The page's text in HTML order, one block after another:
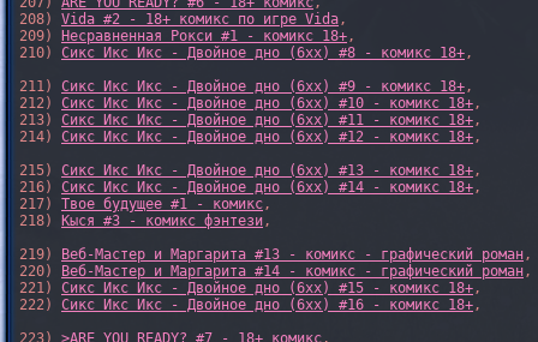
208) Vida #2 - 18+ комикс по игре Vida,
209)
Несравненная Рокси #1 - комикс 18+,
210) Сикс Икс Икс - Двойное дно (6xx) #8 - комикс 18+,
211) Сикс Икс Икс - Двойное дно (6xx) #9 - комикс 18+,
212) Сикс Икс Икс - Двойное дно (6xx) #10 - комикс 18+,
213) Сикс Икс Икс - Двойное дно (6xx) #11 - комикс 18+,
214) Сикс Икс Икс - Двойное дно (6xx) #12 - комикс 18+,
215) Сикс Икс Икс - Двойное дно (6xx) #13 - комикс 18+,
216) Сикс Икс Икс - Двойное дно (6xx) #14 - комикс 18+,
217) Твое будущее #1 - комикс,
218)
Кыся #3 - комикс фэнтези,
219)
Веб-Мастер и Маргарита #13 - комикс - графический роман,
220)
Веб-Мастер и Маргарита #14 - комикс - графический роман,
221) Сикс Икс Икс - Двойное дно (6xx) #15 - комикс 18+,
222) Сикс Икс Икс - Двойное дно (6xx) #16 - комикс 18+,
223) >ARE YOU READY? #7 - 18+ комикс,